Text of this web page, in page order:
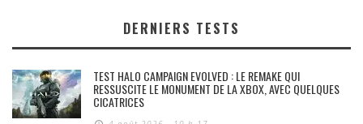
DERNIERS TESTS
TEST HALO CAMPAIGN EVOLVED : LE REMAKE QUI
RESSUSCITE LE MONUMENT DE LA XBOX, AVEC QUELQUES
CICATRICES